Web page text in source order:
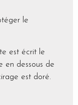
le
est écrit le
en dessous de
est doré.